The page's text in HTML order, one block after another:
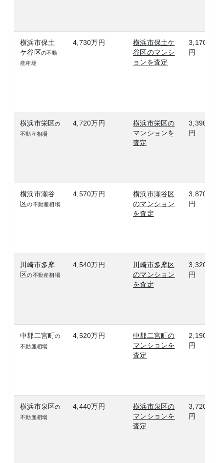
横浜市保土
ケ谷区の不動
産相場
4,730万円
横浜市保土ケ
谷区のマンシ
ョンを査定
3,170万
円
横浜市栄区の
不動産相場
4,720万円
横浜市栄区の
マンションを
査定
3,390万
円
横浜市瀬谷
区の不動産相場
4,570万円
横浜市瀬谷区
のマンション
を査定
3,870万
円
川崎市多摩
区の不動産相場
4,540万円
川崎市多摩区
のマンション
を査定
3,320万
円
中郡二宮町の
不動産相場
4,520万円
中郡二宮町の
マンションを
査定
2,190万
円
横浜市泉区の
不動産相場
4,440万円
横浜市泉区の
マンションを
査定
3,720万
円